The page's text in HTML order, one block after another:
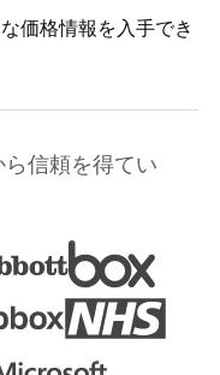
価格情報を入手でき
信頼を得てい